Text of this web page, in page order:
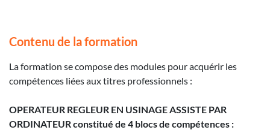
Contenu de la formation
La formation se compose des modules pour acquérir les
compétences liées aux titres professionnels :
OPERATEUR REGLEUR EN USINAGE ASSISTE PAR
ORDINATEUR constitué de 4 blocs de compétences :